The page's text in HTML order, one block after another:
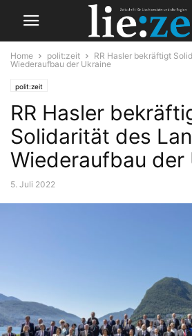
Home polit:zeit
RR Hasler bekräftigt
Wiederaufbau der Ukraine
polit:zeit
RR Hasler
Solidarität des
Wiederaufbau der
5. Juli 2022